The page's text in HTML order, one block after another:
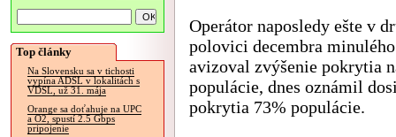
Top články
Na Slovensku sa v tichosti
vypína ADSL v lokalitách s
VDSL, už 31. mája
Orange sa doťahuje na UPC
a O2, spustí 2.5 Gbps
pripojenie
Operátor naposledy ešte v
polovici decembra
avizoval zvýšenie pokrytia
populácie, dnes oznámil
pokrytia 73% populácie.